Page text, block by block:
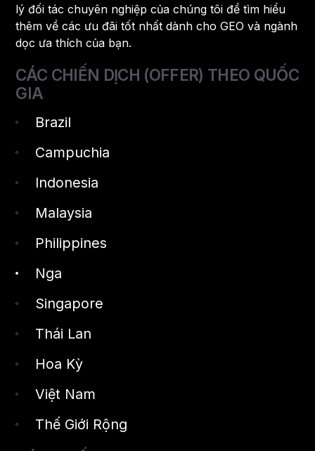
lý đối tác chuyên nghiệp của chúng tôi để tìm hiểu
thêm về các ưu đãi tốt nhất dành cho GEO và ngành
dọc ưa thích của bạn.
CÁC CHIẾN DỊCH (OFFER) THEO QUỐC
GIA
Brazil
Campuchia
Indonesia
Malaysia
Philippines
Nga
Singapore
Thái Lan
Hoa Kỳ
Việt Nam
Thế Giới Rộng